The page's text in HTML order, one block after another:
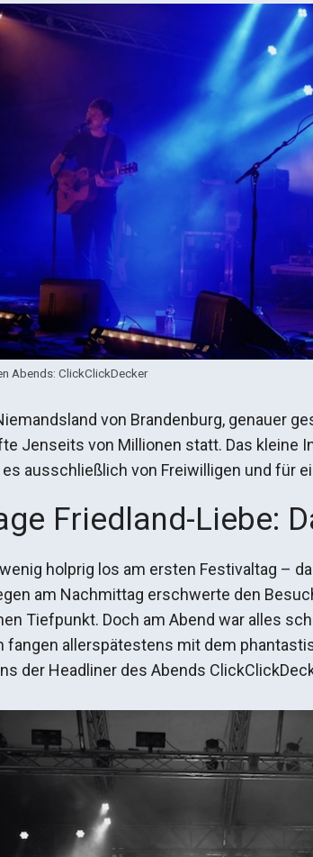
Abends: ClickClickDecker
von Brandenburg, genauer
Jenseits von Millionen statt. Das kleine
ausschließlich von Freiwilligen und für
Friedland-Liebe:
holprig los am ersten Festivaltag –
am Nachmittag erschwerte den
Tiefpunkt. Doch am Abend war alles
fangen allerspätestens mit dem
der Headliner des Abends